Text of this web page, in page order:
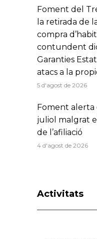
Foment del
la retirada de
compra
contundent
Garanties
atacs a la
5 d'agost de 2026
Foment
juliol malgrat
de l’afiliació
4 d'agost de 2026
Activitats